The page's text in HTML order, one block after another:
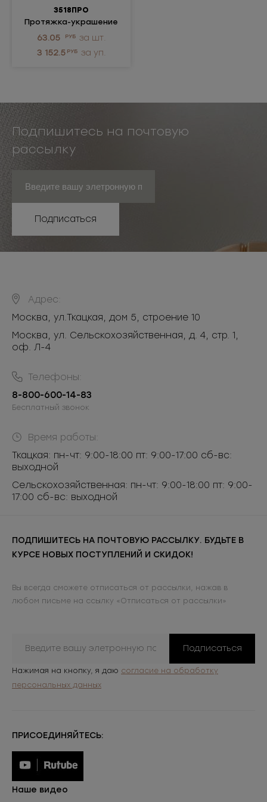
3518ПРО
Протяжка-украшение
металлическая
63.05 РУБ за шт.
3 152.5 РУБ за уп.
Подпишитесь на почтовую
рассылку
Подписаться
Адрес:
Москва, ул.Ткацкая, дом 5, строение 10
Москва, ул. Сельскохозяйственная, д. 4, стр. 1,
оф. Л-4
Телефоны:
8-800-600-14-83
Бесплатный звонок
Время работы:
Ткацкая: пн-чт: 9:00-18:00 пт: 9:00-17:00 сб-вс:
выходной
Сельскохозяйственная: пн-чт: 9:00-18:00 пт: 9:00-
17:00 сб-вс: выходной
ПОДПИШИТЕСЬ НА ПОЧТОВУЮ РАССЫЛКУ. БУДЬТЕ В
КУРСЕ НОВЫХ ПОСТУПЛЕНИЙ И СКИДОК!
Вы всегда сможете отписаться от рассылки, нажав в
любом письме на ссылку «Отписаться от рассылки»
Подписаться
Нажимая на кнопку, я даю согласие на обработку
персональных данных
ПРИСОЕДИНЯЙТЕСЬ:
Наше видео